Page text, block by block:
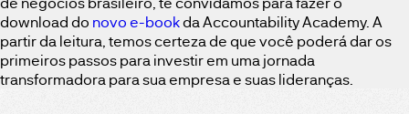
download do novo e-bookda Accountability Academy. A
partir da leitura, temos certeza de que você poderá dar os
primeiros passos para investir em uma jornada
transformadora para sua empresa e suas lideranças.